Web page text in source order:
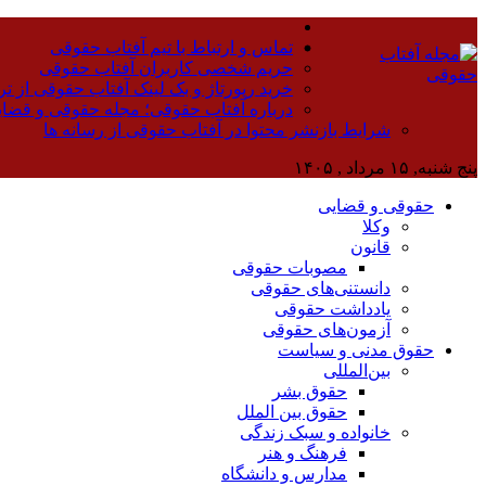
تماس و ارتباط با تیم آفتاب حقوقی
حریم شخصی کاربران آفتاب حقوقی
خرید رپورتاژ و بک لینک آفتاب حقوقی از
درباره آفتاب حقوقی؛ مجله حقوقی و
شرایط بازنشر محتوا در آفتاب حقوقی از رسانه ها
پنج شنبه, ۱۵ مرداد , ۱۴۰۵
حقوقی و قضایی
وکلا
قانون
مصوبات حقوقی
دانستنی‌های حقوقی
یادداشت حقوقی
آزمون‌های حقوقی
حقوق مدنی و سیاست
بین‌المللی
حقوق بشر
حقوق بین الملل
خانواده و سبک زندگی
فرهنگ و هنر
مدارس و دانشگاه